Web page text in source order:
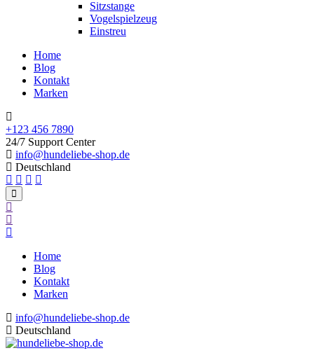
Sitzstange
Vogelspielzeug
Einstreu
Home
Blog
Kontakt
Marken
+123 456 7890
24/7 Support Center
info@hundeliebe-shop.de
Deutschland
Home
Blog
Kontakt
Marken
info@hundeliebe-shop.de
Deutschland